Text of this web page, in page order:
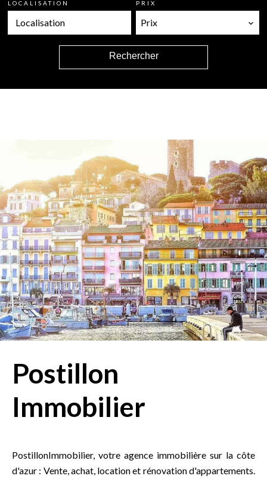
LOCALISATION
Localisation
PRIX
Prix
Rechercher
Postillon
Immobilier
PostillonImmobilier, votre agence immobilière sur la côte
d'azur : Vente, achat, location et rénovation d'appartements.